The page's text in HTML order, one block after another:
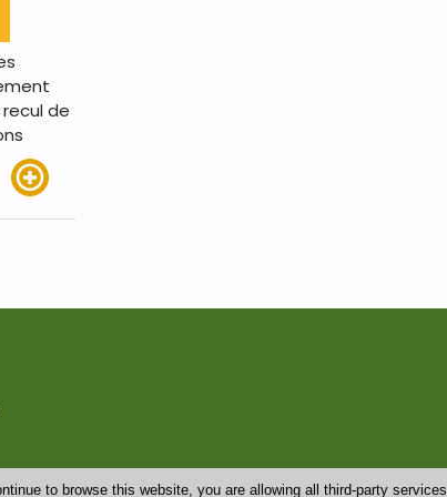
de
to browse this website, you are allowing all third-party services